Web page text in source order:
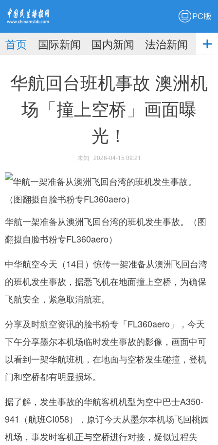
播
网
首页 国际新闻 国内新闻 法治新闻
社
华航回台班机事故 澳洲机
场「撞上空桥」画面曝
光！
未知 2026-04-15 09:21
华航一架准备从澳洲飞回台湾的班机发生事故。（图
翻摄自脸书粉专FL360aero）
中华航空今天（14日）惊传一架准备从澳洲飞回台湾
的班机发生事故，据悉飞机在地面撞上空桥，为确保
飞航安全，紧急取消航班。
分享及时航空资讯的脸书粉专「FL360aero」，今天
下午分享墨尔本机场临时发生事故的影像，画面中可
以看到一架华航班机，在地面与空桥发生碰撞，登机
门和空桥都有明显损坏。
据了解，发生事故的华航客机机型为空中巴士A350-
941（航班CI058），原订今天从墨尔本机场飞回桃园
机场，事发时客机正与空桥进行对接，疑似过程失